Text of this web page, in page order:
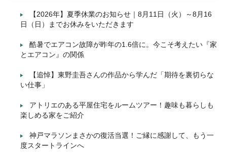
【2026年】夏季休業のお知らせ｜8月11日（火）～8月16
日（日）までお休みをいただきます
酷暑でエアコン故障が昨年の1.6倍に。今こそ考えたい『家
とエアコン』の関係
【追悼】東野圭吾さんの作品から学んだ「期待を裏切らな
い仕事」
アトリエのある平屋住宅をルームツアー！趣味も暮らしも
楽しめる家をご紹介
神戸マラソンまさかの復活当選！ご縁に感謝して、もう一
度スタートラインへ